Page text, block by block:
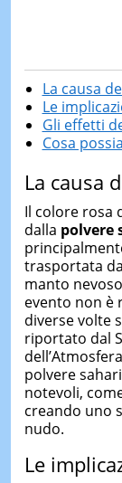
La causa
Le
Gli effetti
Cosa
La causa
Il colore rosa
dalla polvere
trasportata
manto
evento non è
diverse volte
riportato dal
polvere
notevoli,
creando uno
nudo.
Le